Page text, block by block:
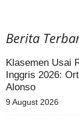
Berita
Klasemen Usai
Inggris 2026:
Alonso
9 August 2026